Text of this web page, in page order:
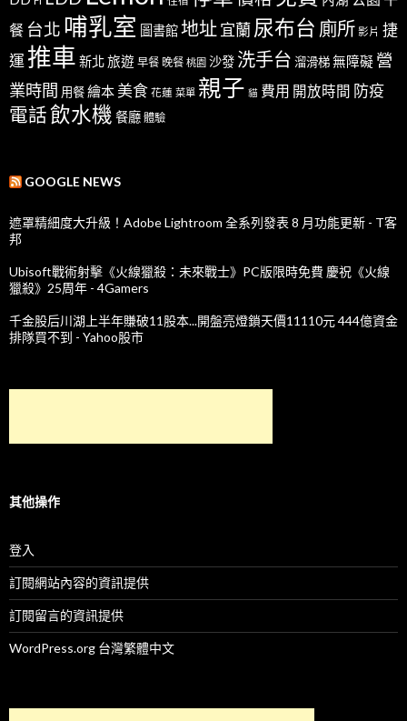
餐 台北 哺乳室 圖書館地址宜蘭尿布台 廁所 影片 捷
運推車 新北旅遊 早餐 晚餐 桃園 沙發 洗手台 溜滑梯無障礙 營
業時間 用餐繪本 美食 花蓮 菜單 親子 貓 費用 開放時間 防疫
電話飲水機 餐廳 體驗
GOOGLE NEWS
遮罩精細度大升級！Adobe Lightroom 全系列發表 8 月功能更新 - T客
邦
Ubisoft戰術射擊《火線獵殺：未來戰士》PC版限時免費 慶祝《火線
獵殺》25周年 - 4Gamers
千金股后川湖上半年賺破11股本...開盤亮燈鎖天價11110元 444億資金
排隊買不到 - Yahoo股市
其他操作
登入
訂閱網站內容的資訊提供
訂閱留言的資訊提供
WordPress.org 台灣繁體中文